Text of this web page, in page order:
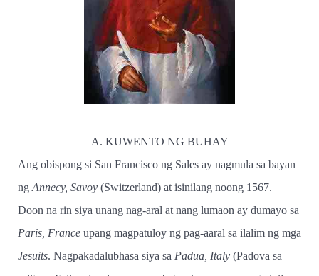
A. KUWENTO NG BUHAY
Ang obispong si San Francisco ng Sales ay nagmula sa bayan
ng Annecy, Savoy (Switzerland) at isinilang noong 1567.
Doon na rin siya unang nag-aral at nang lumaon ay dumayo sa
Paris, France upang magpatuloy ng pag-aaral sa ilalim ng mga
Jesuits. Nagpakadalubhasa siya sa Padua, Italy (Padova sa